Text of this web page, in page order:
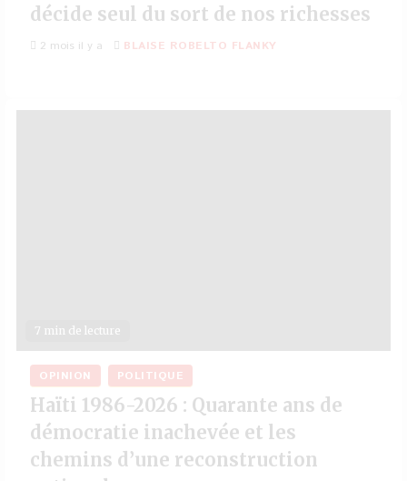
décide seul du sort de nos richesses
2 mois il y a BLAISE ROBELTO FLANKY
7 min de lecture
OPINION POLITIQUE
Haïti 1986-2026 : Quarante ans de
démocratie inachevée et les
chemins d’une reconstruction